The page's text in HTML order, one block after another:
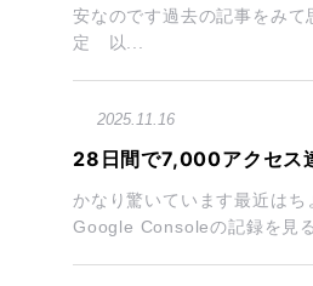
安なのです過去の記事をみて
定 以...
2025.11.16
28日間で7,000アクセス
かなり驚いています最近は
Google Consoleの記録を見